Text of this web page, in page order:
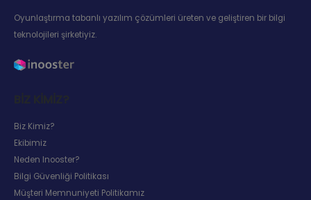
Oyunlaştırma tabanlı yazılım çözümleri üreten ve geliştiren bir bilgi
teknolojileri şirketiyiz.
BIZ KIMIZ?
Biz Kimiz?
Ekibimiz
Neden Inooster?
Bilgi Güvenliği Politikası
Müşteri Memnuniyeti Politikamız